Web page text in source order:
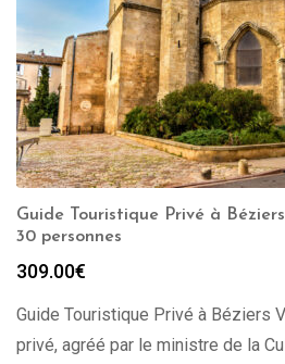
Guide Touristique Privé à
30 personnes
309.00€
Guide Touristique Privé à Béziers
privé, agréé par le ministre de la